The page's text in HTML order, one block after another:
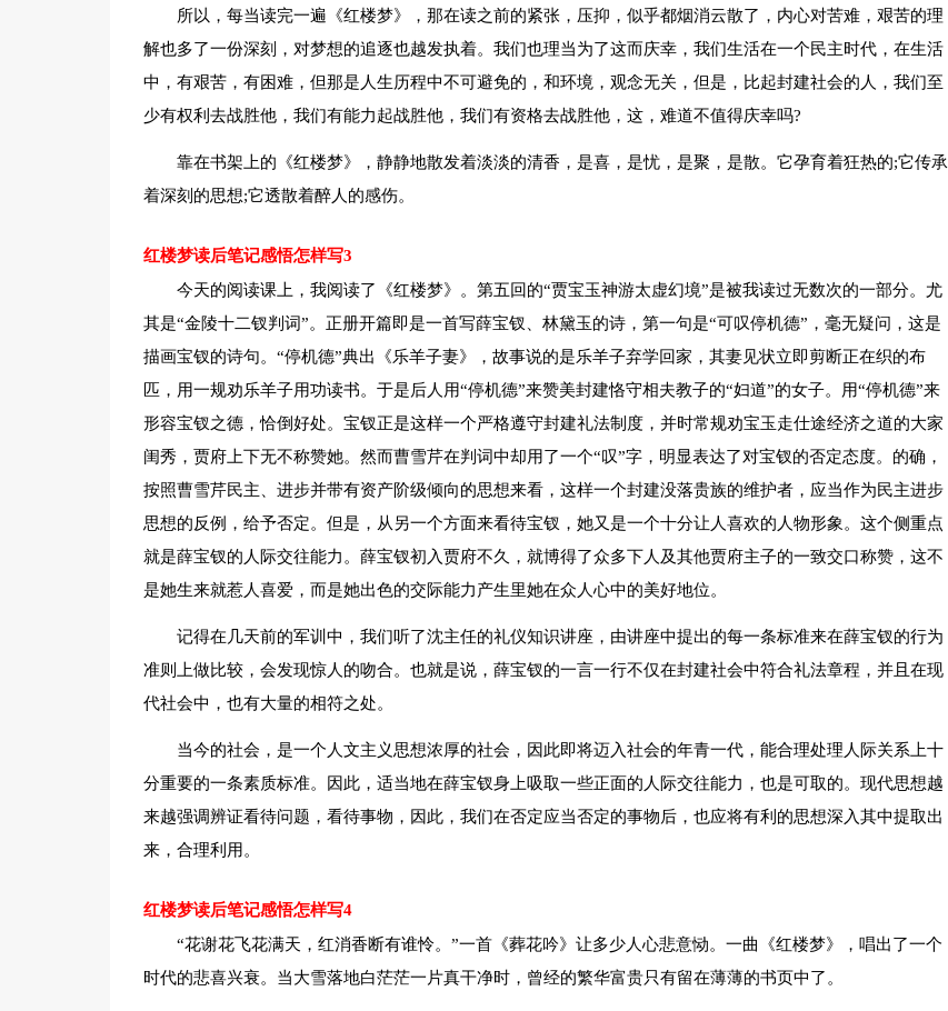
所以，每当读完一遍《红楼梦》，那在读之前的紧张，压抑，似乎都烟消云散了，内心对苦难，艰苦的理
解也多了一份深刻，对梦想的追逐也越发执着。我们也理当为了这而庆幸，我们生活在一个民主时代，在生活
中，有艰苦，有困难，但那是人生历程中不可避免的，和环境，观念无关，但是，比起封建社会的人，我们至
少有权利去战胜他，我们有能力起战胜他，我们有资格去战胜他，这，难道不值得庆幸吗?
靠在书架上的《红楼梦》，静静地散发着淡淡的清香，是喜，是忧，是聚，是散。它孕育着狂热的;它传承
着深刻的思想;它透散着醉人的感伤。
红楼梦读后笔记感悟怎样写3
今天的阅读课上，我阅读了《红楼梦》。第五回的“贾宝玉神游太虚幻境”是被我读过无数次的一部分。尤
其是“金陵十二钗判词”。正册开篇即是一首写薛宝钗、林黛玉的诗，第一句是“可叹停机德”，毫无疑问，这是
描画宝钗的诗句。“停机德”典出《乐羊子妻》，故事说的是乐羊子弃学回家，其妻见状立即剪断正在织的布
匹，用一规劝乐羊子用功读书。于是后人用“停机德”来赞美封建恪守相夫教子的“妇道”的女子。用“停机德”来
形容宝钗之德，恰倒好处。宝钗正是这样一个严格遵守封建礼法制度，并时常规劝宝玉走仕途经济之道的大家
闺秀，贾府上下无不称赞她。然而曹雪芹在判词中却用了一个“叹”字，明显表达了对宝钗的否定态度。的确，
按照曹雪芹民主、进步并带有资产阶级倾向的思想来看，这样一个封建没落贵族的维护者，应当作为民主进步
思想的反例，给予否定。但是，从另一个方面来看待宝钗，她又是一个十分让人喜欢的人物形象。这个侧重点
就是薛宝钗的人际交往能力。薛宝钗初入贾府不久，就博得了众多下人及其他贾府主子的一致交口称赞，这不
是她生来就惹人喜爱，而是她出色的交际能力产生里她在众人心中的美好地位。
记得在几天前的军训中，我们听了沈主任的礼仪知识讲座，由讲座中提出的每一条标准来在薛宝钗的行为
准则上做比较，会发现惊人的吻合。也就是说，薛宝钗的一言一行不仅在封建社会中符合礼法章程，并且在现
代社会中，也有大量的相符之处。
当今的社会，是一个人文主义思想浓厚的社会，因此即将迈入社会的年青一代，能合理处理人际关系上十
分重要的一条素质标准。因此，适当地在薛宝钗身上吸取一些正面的人际交往能力，也是可取的。现代思想越
来越强调辨证看待问题，看待事物，因此，我们在否定应当否定的事物后，也应将有利的思想深入其中提取出
来，合理利用。
红楼梦读后笔记感悟怎样写4
“花谢花飞花满天，红消香断有谁怜。”一首《葬花吟》让多少人心悲意恸。一曲《红楼梦》，唱出了一个
时代的悲喜兴衰。当大雪落地白茫茫一片真干净时，曾经的繁华富贵只有留在薄薄的书页中了。